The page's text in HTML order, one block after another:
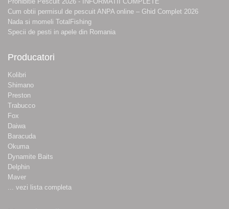
Cum obtii permisul de pescuit ANPA online – Ghid Complet 2026
Nada si momeli TotalFishing
Specii de pesti in apele din Romania
Producatori
Kolibri
Shimano
Preston
Trabucco
Fox
Daiwa
Baracuda
Okuma
Dynamite Baits
Delphin
Maver
... vezi lista completa